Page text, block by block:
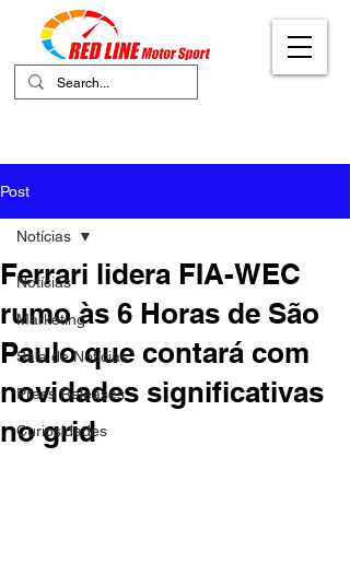
Post
Notícias
Marketing
Sala de Notícias
Press Releases
Curiosidades
Notícias
Ferrari lidera FIA-WEC
rumo às 6 Horas de São
Paulo que contará com
novidades significativas
no grid